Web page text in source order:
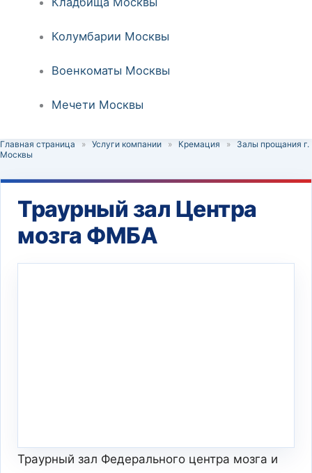
Колумбарии Москвы
Военкоматы Москвы
Мечети Москвы
Главная страница » Услуги компании » Кремация »
Залы прощания г.
Москвы
Траурный зал Центра
мозга ФМБА
Траурный зал Федерального центра мозга и